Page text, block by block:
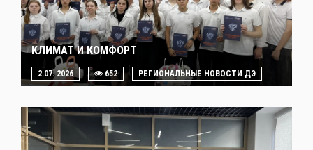
КЛИМАТ И КОМФОРТ
2.07. 2026 652 РЕГИОНАЛЬНЫЕ НОВОСТИ ДЭ